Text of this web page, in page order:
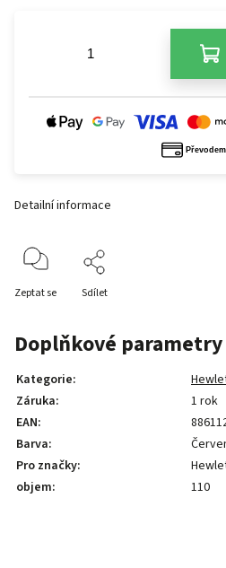
Detailní informace
Zeptat se Sdílet
Doplňkové parametry
Kategorie:
Záruka:
1 rok
EAN:
Barva:
Pro značky:
objem: 110